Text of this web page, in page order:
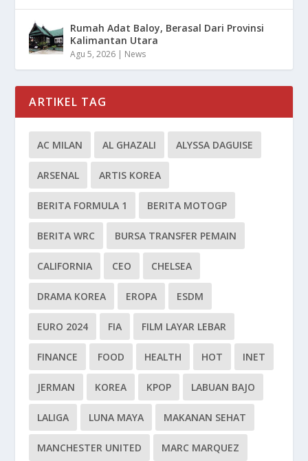
Rumah Adat Baloy, Berasal Dari Provinsi
Kalimantan Utara
Agu 5, 2026 | News
ARTIKEL TAG
AC MILAN AL GHAZALI ALYSSA DAGUISE
ARSENAL ARTIS KOREA
BERITA FORMULA 1 BERITA MOTOGP
BERITA WRC BURSA TRANSFER PEMAIN
CALIFORNIA CEO CHELSEA
DRAMA KOREA EROPA ESDM
EURO 2024 FIA FILM LAYAR LEBAR
FINANCE FOOD HEALTH HOT INET
JERMAN KOREA KPOP LABUAN BAJO
LALIGA LUNA MAYA MAKANAN SEHAT
MANCHESTER UNITED MARC MARQUEZ